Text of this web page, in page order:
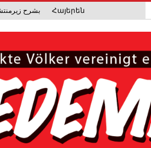
بشرح Հայերեն